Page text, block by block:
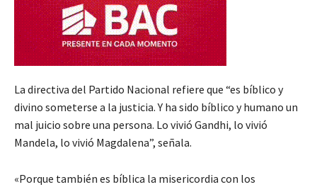
La directiva del Partido Nacional refiere que “es bíblico y
divino someterse a la justicia. Y ha sido bíblico y humano un
mal juicio sobre una persona. Lo vivió Gandhi, lo vivió
Mandela, lo vivió Magdalena”, señala.
«Porque también es bíblica la misericordia con los